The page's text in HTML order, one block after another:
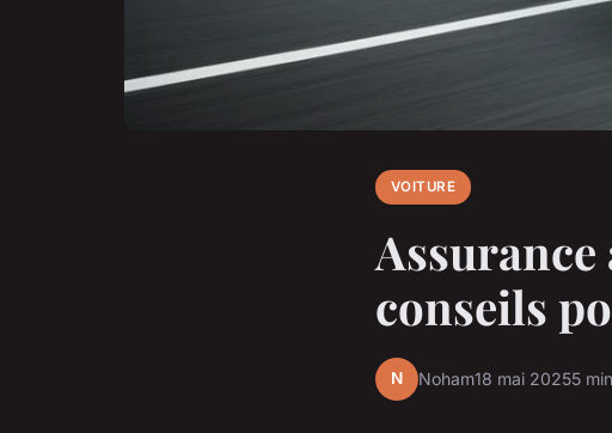
VOITURE
Assurance
conseils
N Noham18 mai 20255